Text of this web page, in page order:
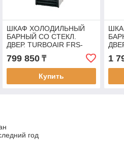
ШКАФ ХОЛОДИЛЬНЫЙ
БАРНЫЙ СО СТЕКЛ.
ДВЕР. TURBOAIR FRS-
799 850₸
Купить
1
год